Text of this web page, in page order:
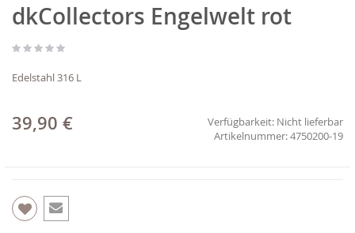
Anfang
der
springen
dkCollectors Engelwelt rot
Edelstahl 316 L
39,90 € Verfügbarkeit: Nicht lieferbar
4750200-19